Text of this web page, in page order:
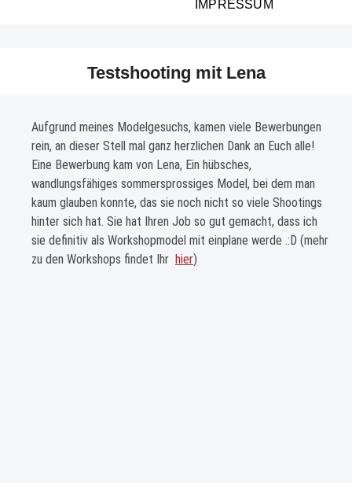
IMPRESSUM
Testshooting mit Lena
Aufgrund meines Modelgesuchs, kamen viele Bewerbungen
rein, an dieser Stell mal ganz herzlichen Dank an Euch alle!
Eine Bewerbung kam von Lena, Ein hübsches,
wandlungsfähiges sommersprossiges Model, bei dem man
kaum glauben konnte, das sie noch nicht so viele Shootings
hinter sich hat. Sie hat Ihren Job so gut gemacht, dass ich
sie definitiv als Workshopmodel mit einplane werde .:D (mehr
zu den Workshops findet Ihr hier)